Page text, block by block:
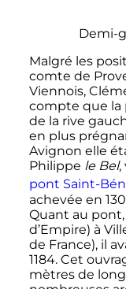
Demi-
Malgré les
comte de
Viennois,
compte que la
de la rive
en plus
Avignon elle
Philippe le Bel,
pont Saint-
achevée en
Quant au
d’Empire) à
de France), il
1184. Cet
mètres de